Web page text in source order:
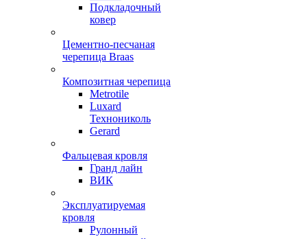
Подкладочный
ковер
Цементно-песчаная
черепица Braas
Композитная черепица
Metrotile
Luxard
Технониколь
Gerard
Фальцевая кровля
Гранд лайн
ВИК
Эксплуатируемая
кровля
Рулонный